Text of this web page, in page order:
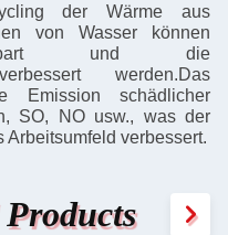
der Wärme aus
von Wasser können
und die
werden.Das
Emission schädlicher
SO, NO usw., was der
verbessert.